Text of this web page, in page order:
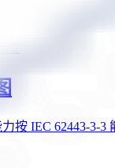
力按 IEC 62443-3-